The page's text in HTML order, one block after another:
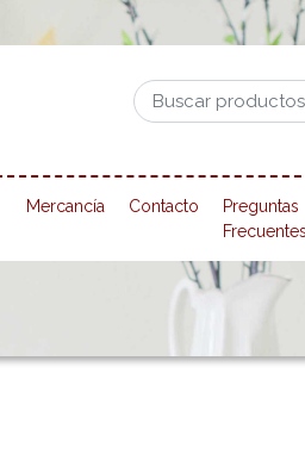
Mercancía Contacto
Preguntas
Frecuentes